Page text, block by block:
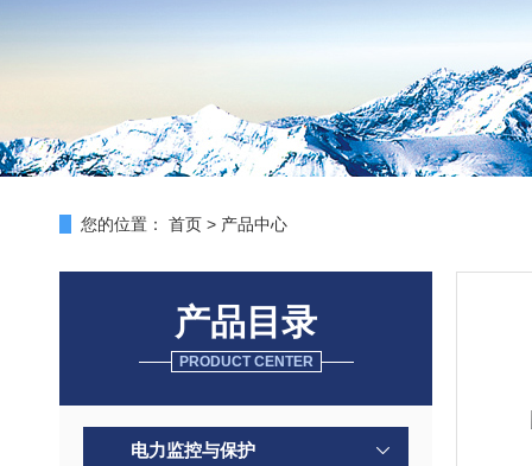
您的位置： 首页 > 产品中心
产品目录
PRODUCT CENTER
电力监控与保护